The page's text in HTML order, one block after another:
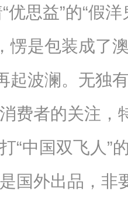
优思益”的“假
愣是包装成了
起波澜。无独
费者的关注，
“中国双飞人”
国外出品，